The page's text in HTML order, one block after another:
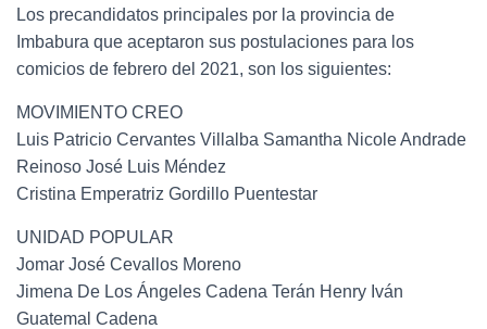
Los precandidatos principales por la provincia de
Imbabura que aceptaron sus postulaciones para los
comicios de febrero del 2021, son los siguientes:
MOVIMIENTO CREO
Luis Patricio Cervantes Villalba Samantha Nicole Andrade
Reinoso José Luis Méndez
Cristina Emperatriz Gordillo Puentestar
UNIDAD POPULAR
Jomar José Cevallos Moreno
Jimena De Los Ángeles Cadena Terán Henry Iván
Guatemal Cadena